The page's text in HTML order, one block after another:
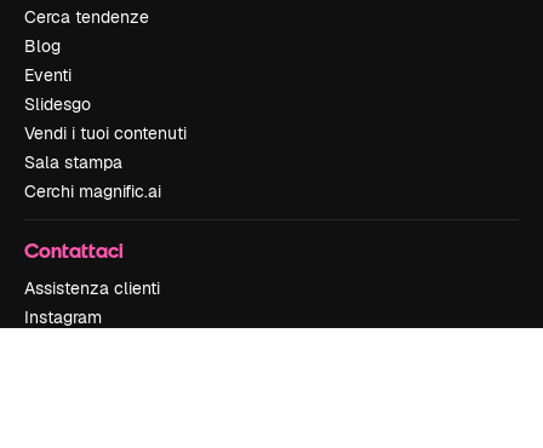
Cerca tendenze
Blog
Eventi
Slidesgo
Vendi i tuoi contenuti
Sala stampa
Cerchi magnific.ai
Contattaci
Assistenza clienti
Instagram